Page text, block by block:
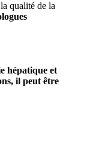
qualité de la
hépatique et
il peut être